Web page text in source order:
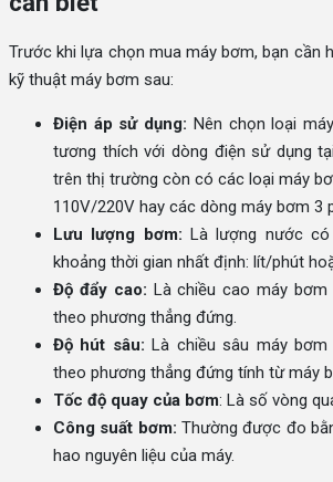
Trước khi lựa chọn mua máy bơm, bạn cần
kỹ thuật máy bơm sau:
Điện áp sử dụng: Nên chọn loại
tương thích với dòng điện sử dụng
trên thị trường còn có các loại máy
110V/220V hay các dòng máy bơm 3
Lưu lượng bơm: Là lượng nước
khoảng thời gian nhất định: lít/phút
Độ đẩy cao: Là chiều cao máy
theo phương thẳng đứng.
Độ hút sâu: Là chiều sâu máy
theo phương thẳng đứng tính từ máy
Tốc độ quay của bơm: Là số vòng
Công suất bơm: Thường được đo
hao nguyên liệu của máy.